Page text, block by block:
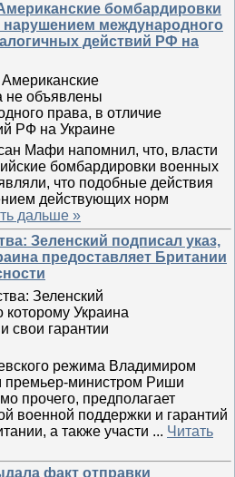
бомбардировки
международного
действий РФ на
Мафи напомнил, что, власти
бомбардировки военных
что подобные действия
действующих норм
дальше »
Зеленский подписал указ,
предоставляет Британии
режима Владимиром
премьер-министром Риши
прочего, предполагает
военной поддержки и гарантий
а также участи ... Читать
факт отправки